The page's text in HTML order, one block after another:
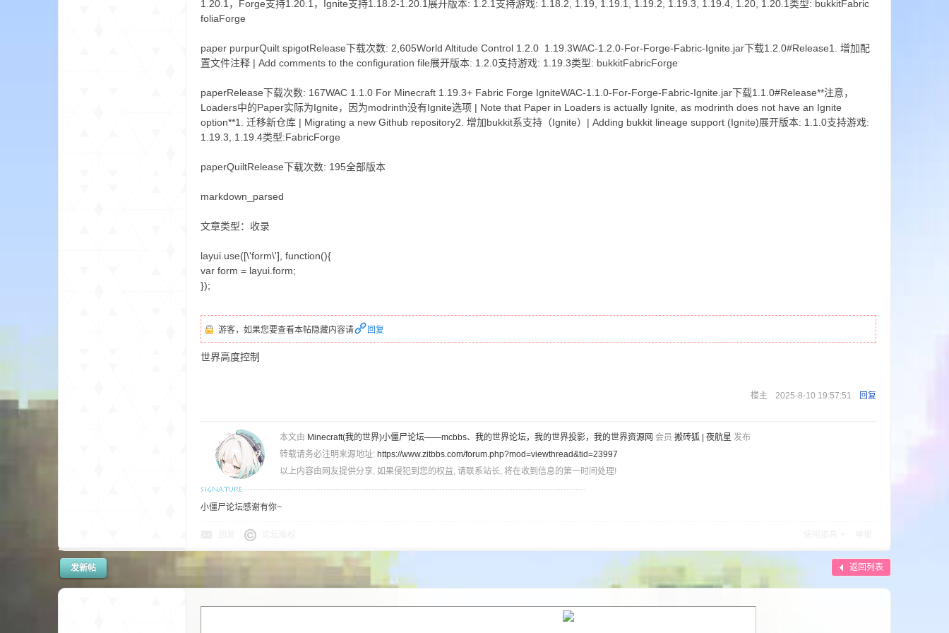
1.20.1，Forge支持1.20.1，Ignite支持1.18.2-1.20.1展开版本: 1.2.1支持游戏: 1.18.2, 1.19, 1.19.1, 1.19.2, 1.19.3, 1.19.4, 1.20, 1.20.1类型: bukkitFabric
foliaForge
paper purpurQuilt spigotRelease下载次数: 2,605World Altitude Control 1.2.0 1.19.3WAC-1.2.0-For-Forge-Fabric-Ignite.jar下载1.2.0#Release1. 增加配
置文件注释 | Add comments to the configuration file展开版本: 1.2.0支持游戏: 1.19.3类型: bukkitFabricForge
paperRelease下载次数: 167WAC 1.1.0 For Minecraft 1.19.3+ Fabric Forge IgniteWAC-1.1.0-For-Forge-Fabric-Ignite.jar下载1.1.0#Release**注意，
Loaders中的Paper实际为Ignite，因为modrinth没有Ignite选项 | Note that Paper in Loaders is actually Ignite, as modrinth does not have an Ignite
option**1. 迁移新仓库 | Migrating a new Github repository2. 增加bukkit系支持（Ignite）| Adding bukkit lineage support (Ignite)展开版本: 1.1.0支持游戏:
1.19.3, 1.19.4类型:FabricForge
paperQuiltRelease下载次数: 195全部版本
markdown_parsed
文章类型：收录
layui.use([\'form\'], function(){
var form = layui.form;
});
游客，如果您要查看本帖隐藏内容请 回复
世界高度控制
楼主 2025-8-10 19:57:51 回复
本文由 Minecraft(我的世界)小僵尸论坛——mcbbs、我的世界论坛，我的世界投影，我的世界资源网 会员 搬砖狐 | 夜航星 发布
转载请务必注明来源地址: https://www.zitbbs.com/forum.php?mod=viewthread&tid=23997
以上内容由网友提供分享, 如果侵犯到您的权益, 请联系站长, 将在收到信息的第一时间处理!
小僵尸论坛感谢有你~
返回列表
发新帖